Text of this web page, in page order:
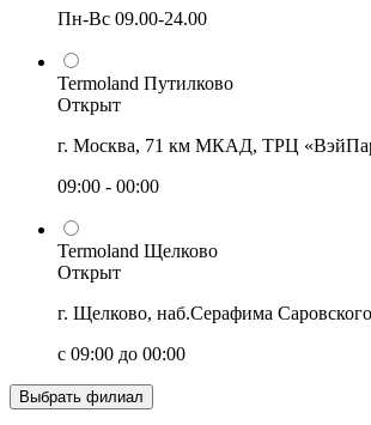
Пн-Вс 09.00-24.00
Termoland Путилково
Открыт
г. Москва, 71 км МКАД, ТРЦ
09:00 - 00:00
Termoland Щелково
Открыт
г. Щелково, наб.Серафима
с 09:00 до 00:00
Выбрать филиал